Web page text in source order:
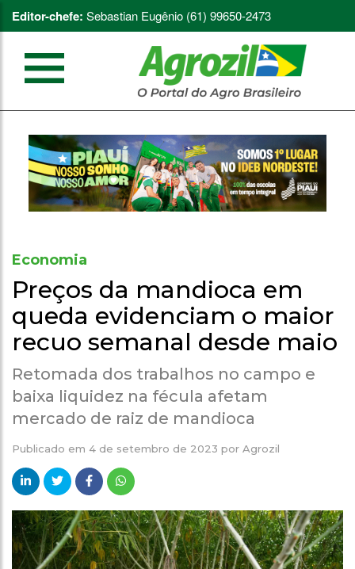
Editor-chefe: Sebastian Eugênio (61) 99650-2473
Economia
Preços da mandioca em
queda evidenciam o maior
recuo semanal desde maio
Retomada dos trabalhos no campo e
baixa liquidez na fécula afetam
mercado de raiz de mandioca
Publicado em 4 de setembro de 2023 por Agrozil